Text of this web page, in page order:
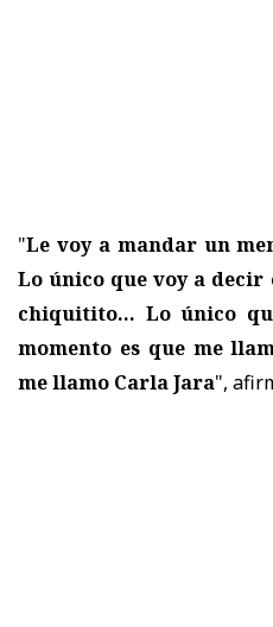
"Le voy a mandar un
Lo único que voy a decir
chiquitito... Lo único
momento es que me
me llamo Carla Jara",